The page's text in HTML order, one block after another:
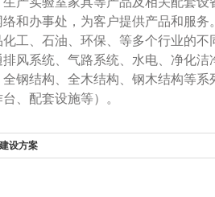
和办事处，为客户提供产品和服务。
工、石油、环保、等多个行业的
风系统、气路系统、水电、净化洁
钢结构、全木结构、钢木结构等
、配套设施等）。
设方案